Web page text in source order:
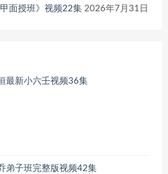
面授班》视频22集 2026年7月31日
最新小六壬视频36集
弟子班完整版视频42集